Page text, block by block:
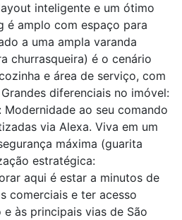
inteligente e um ótimo
é amplo com espaço para
a uma ampla varanda
churrasqueira) é o cenário
e área de serviço, com
diferenciais no imóvel:
ao seu comando
via Alexa. Viva em um
máxima (guarita
estratégica:
aqui é estar a minutos de
comerciais e ter acesso
às principais vias de São